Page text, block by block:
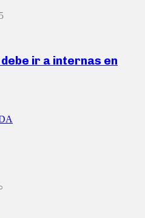
ir a internas en